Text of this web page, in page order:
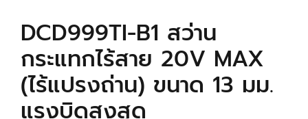
DCD999TI-B1 สว่าน
กระแทกไร้สาย 20V MAX
(ไร้แปรงถ่าน) ขนาด 13 มม.
แรงบิดสูงสุด